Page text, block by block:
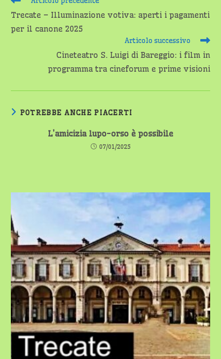
articoli
Trecate – Illuminazione votiva: aperti i pagamenti
per il canone 2025
Articolo successivo
Cineteatro S. Luigi di Bareggio: i film in
programma tra cineforum e prime visioni
POTREBBE ANCHE PIACERTI
L’amicizia lupo-orso è possibile
07/01/2025